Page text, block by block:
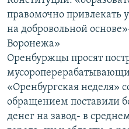
правомочно привлекать
на добровольной
Воронежа»
Оренбуржцы просят
«Оренбургская неделя»
обращением поставили
денег на завод- в